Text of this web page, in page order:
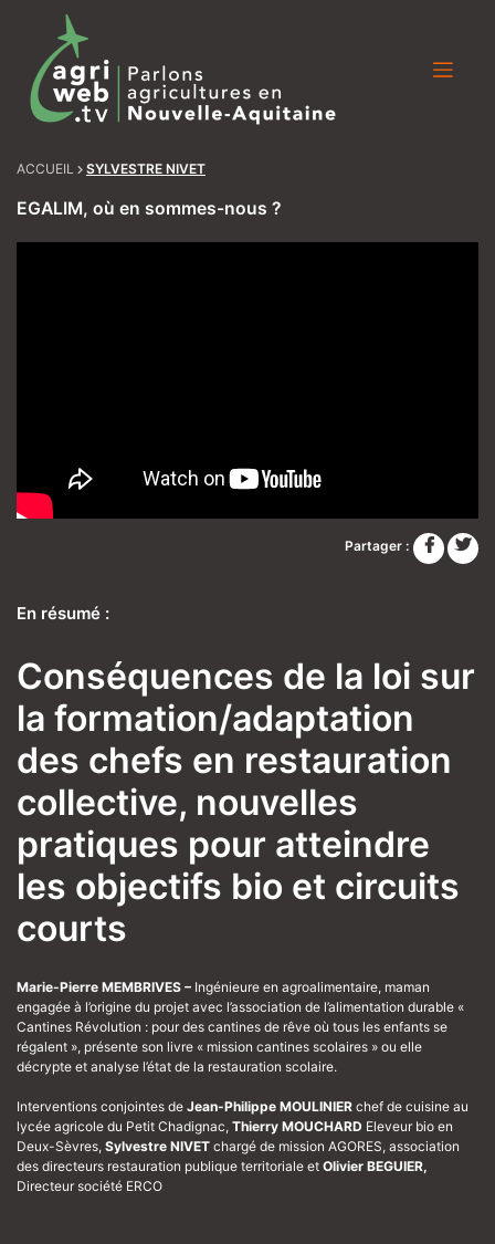
ACCUEIL SYLVESTRE NIVET
EGALIM, où en sommes-nous ?
Partager :
En résumé :
Conséquences de la loi sur
la formation/adaptation
des chefs en restauration
collective, nouvelles
pratiques pour atteindre
les objectifs bio et circuits
courts
Marie-Pierre MEMBRIVES – Ingénieure en agroalimentaire, maman
engagée à l’origine du projet avec l’association de l’alimentation durable «
Cantines Révolution : pour des cantines de rêve où tous les enfants se
régalent », présente son livre « mission cantines scolaires » ou elle
décrypte et analyse l’état de la restauration scolaire.
Interventions conjointes de Jean-Philippe MOULINIER chef de cuisine au
lycée agricole du Petit Chadignac, Thierry MOUCHARD Eleveur bio en
Deux-Sèvres, Sylvestre NIVET chargé de mission AGORES, association
des directeurs restauration publique territoriale et Olivier BEGUIER,
Directeur société ERCO